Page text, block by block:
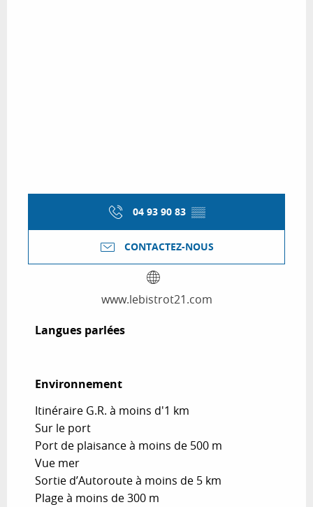
04 93 90 83 ▒▒
CONTACTEZ-NOUS
www.lebistrot21.com
Langues parlées
Langues parlées
Environnement
Environnement
Itinéraire G.R. à moins d'1 km
Sur le port
Port de plaisance à moins de 500 m
Vue mer
Sortie d’Autoroute à moins de 5 km
Plage à moins de 300 m